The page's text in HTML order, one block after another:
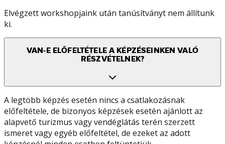
Elvégzett workshopjaink után tanúsítványt nem állítunk
ki.
VAN-E ELŐFELTÉTELE A KÉPZÉSEINKEN VALÓ
RÉSZVÉTELNEK?
A legtöbb képzés esetén nincs a csatlakozásnak
előfeltétele, de bizonyos képzések esetén ajánlott az
alapvető turizmus vagy vendéglátás terén szerzett
ismeret vagy egyéb előfeltétel, de ezeket az adott